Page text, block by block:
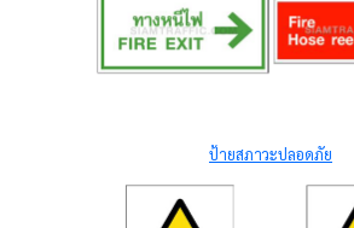
ป้ายสภาวะปลอดภัย